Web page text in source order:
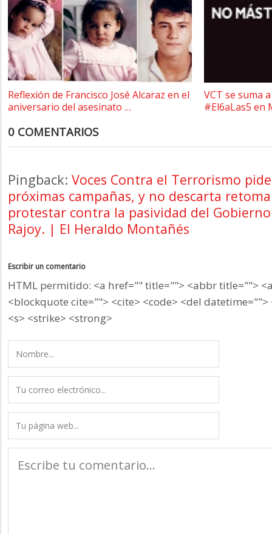
Reflexión de Francisco José Alcaraz en el
aniversario del asesinato …
VCT se suma
#El6aLas5 en
0 COMENTARIOS
Pingback: Voces Contra el Terrorismo
próximas campañas, y no descarta
protestar contra la pasividad del
Rajoy. | El Heraldo Montañés
Escribir un comentario
HTML permitido: <a href="" title=""> <abbr title="">
<blockquote cite=""> <cite> <code> <del datetime="">
<s> <strike> <strong>